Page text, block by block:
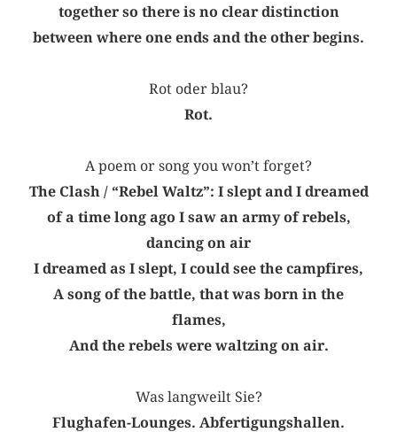
together so there is no clear distinction
between where one ends and the other begins.
Rot oder blau?
Rot.
A poem or song you won’t forget?
The Clash / “Rebel Waltz”: I slept and I dreamed
of a time long ago I saw an army of rebels,
dancing on air
I dreamed as I slept, I could see the campfires,
A song of the battle, that was born in the
flames,
And the rebels were waltzing on air.
Was langweilt Sie?
Flughafen-Lounges. Abfertigungshallen.